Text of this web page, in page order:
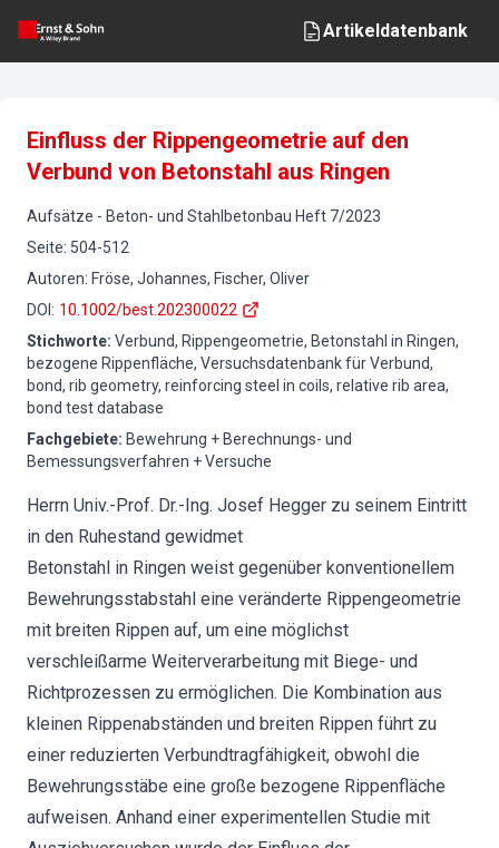
Artikeldatenbank
Einfluss der Rippengeometrie auf den
Verbund von Betonstahl aus Ringen
Aufsätze - Beton- und Stahlbetonbau Heft 7/2023
Seite: 504-512
Autoren: Fröse, Johannes, Fischer, Oliver
DOI : 10.1002/best.202300022
Stichworte: Verbund, Rippengeometrie, Betonstahl in Ringen,
bezogene Rippenfläche, Versuchsdatenbank für Verbund,
bond, rib geometry, reinforcing steel in coils, relative rib area,
bond test database
Fachgebiete: Bewehrung + Berechnungs- und
Bemessungsverfahren + Versuche
Herrn Univ.-Prof. Dr.-Ing. Josef Hegger zu seinem Eintritt
in den Ruhestand gewidmet
Betonstahl in Ringen weist gegenüber konventionellem
Bewehrungsstabstahl eine veränderte Rippengeometrie
mit breiten Rippen auf, um eine möglichst
verschleißarme Weiterverarbeitung mit Biege- und
Richtprozessen zu ermöglichen. Die Kombination aus
kleinen Rippenabständen und breiten Rippen führt zu
einer reduzierten Verbundtragfähigkeit, obwohl die
Bewehrungsstäbe eine große bezogene Rippenfläche
aufweisen. Anhand einer experimentellen Studie mit